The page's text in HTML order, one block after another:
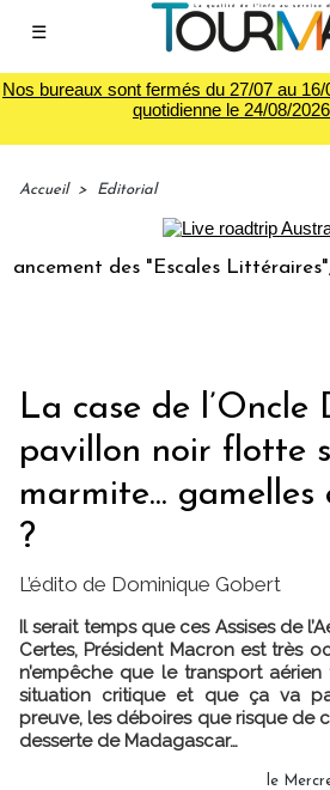
☰
Nos bureaux sont fermés du 27/07 au
quotidienne le 24/08/
Accueil > Editorial
des "Escales Littéraires", la
La case de l’Oncle
pavillon noir flotte
marmite... gamelles
?
L’édito de Dominique Gobert
Il serait temps que ces Assises de
Certes, Président Macron est très
n’empêche que le transport
situation critique et que ça va
preuve, les déboires que risque de
desserte de Madagascar…
le